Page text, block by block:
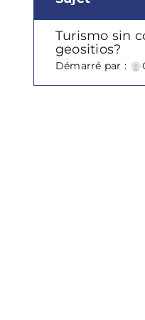
Turismo sin
geositios?
Démarré par :